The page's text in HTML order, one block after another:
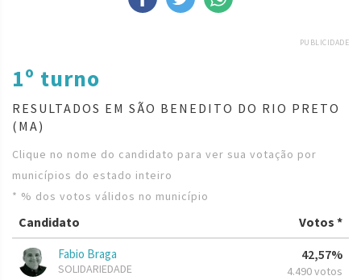
PUBLICIDADE
1º turno
RESULTADOS EM SÃO BENEDITO DO RIO PRETO
(MA)
Clique no nome do candidato para ver sua votação por
municípios do estado inteiro
* % dos votos válidos no município
Candidato Votos *
Fabio Braga
SOLIDARIEDADE
42,57%
4.490 votos